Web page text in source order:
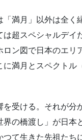
満月」以外は全く
超スペシャルデイ
ン図で日本のエリ
満月とスペクトル
受ける。それが分
の橋渡し」が日本
て生きた先祖たち